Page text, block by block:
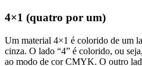
4×1 (quatro por um)
Um material 4×1 é colorido de um
cinza. O lado “4” é colorido, ou
ao modo de cor CMYK. O outro